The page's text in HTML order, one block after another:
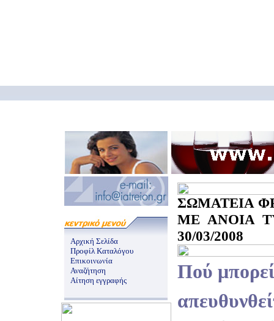
Αρχική Σελίδα
Προφίλ Καταλόγου
Επικοινωνία
Αναζήτηση
Αίτηση εγγραφής
ΣΩΜΑΤΕΙΑ
ΜΕ ΑΝΟΙΑ
30/03/2008
Πού